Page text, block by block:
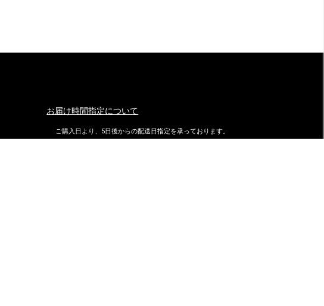
お届け時間指定について
ご購入日より、5日後からの配送日指定を承っております。